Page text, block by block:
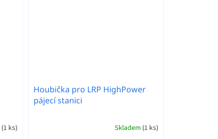
(1 ks)
Houbička pro LRP HighPower
pájecí stanici
Skladem (1 ks)